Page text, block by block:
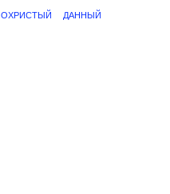
ОХРИСТЫЙ ДАННЫЙ